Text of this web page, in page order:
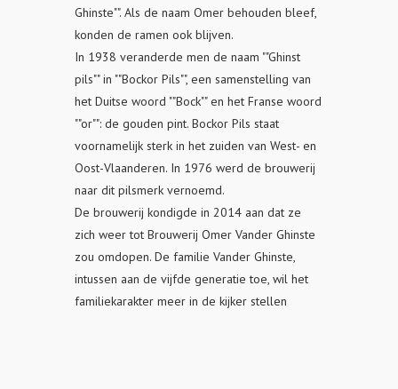
Ghinste"". Als de naam Omer behouden bleef,
konden de ramen ook blijven.
In 1938 veranderde men de naam ""Ghinst
pils"" in ""Bockor Pils"", een samenstelling van
het Duitse woord ""Bock"" en het Franse woord
""or"": de gouden pint. Bockor Pils staat
voornamelijk sterk in het zuiden van West- en
Oost-Vlaanderen. In 1976 werd de brouwerij
naar dit pilsmerk vernoemd.
De brouwerij kondigde in 2014 aan dat ze
zich weer tot Brouwerij Omer Vander Ghinste
zou omdopen. De familie Vander Ghinste,
intussen aan de vijfde generatie toe, wil het
familiekarakter meer in de kijker stellen